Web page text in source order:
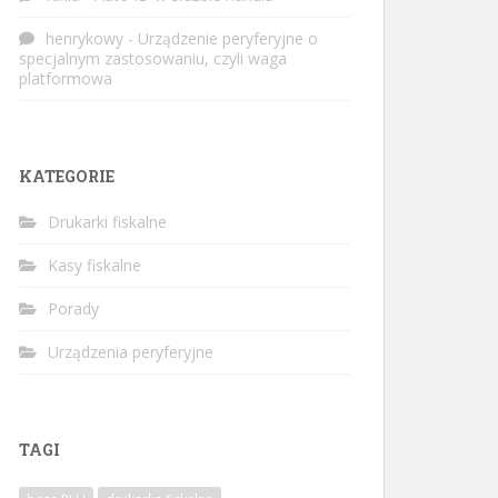
henrykowy - Urządzenie peryferyjne o
specjalnym zastosowaniu, czyli waga
platformowa
KATEGORIE
Drukarki fiskalne
Kasy fiskalne
Porady
Urządzenia peryferyjne
TAGI